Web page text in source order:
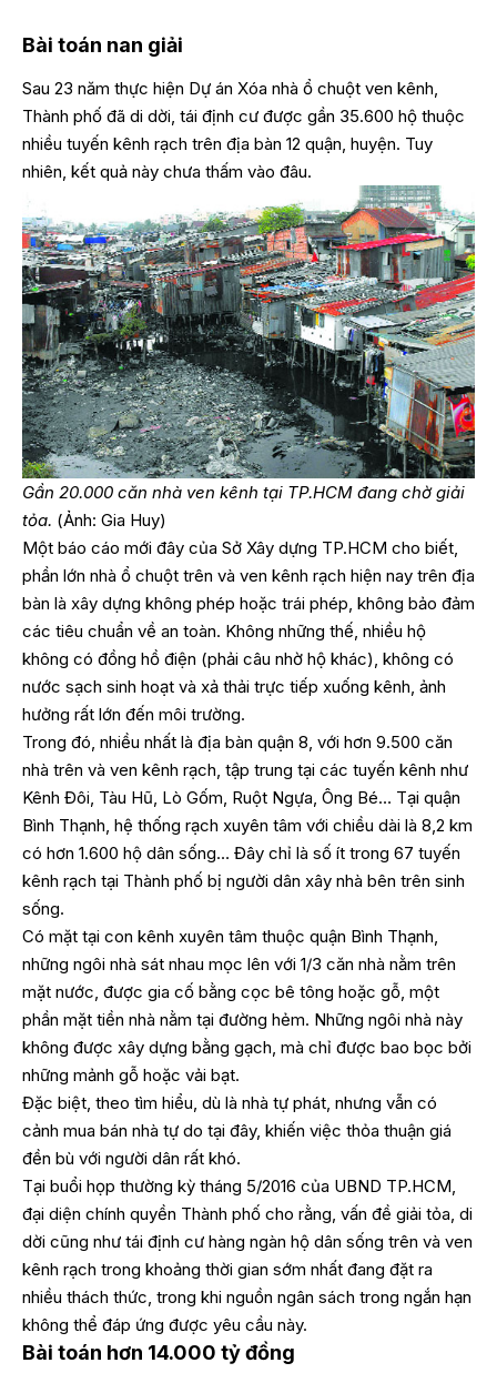
Bài toán nan giải
Sau 23 năm thực hiện Dự án Xóa nhà ổ chuột ven kênh,
Thành phố đã di dời, tái định cư được gần 35.600 hộ thuộc
nhiều tuyến kênh rạch trên địa bàn 12 quận, huyện. Tuy
nhiên, kết quả này chưa thấm vào đâu.
Gần 20.000 căn nhà ven kênh tại TP.HCM đang chờ giải
tỏa. (Ảnh: Gia Huy)
Một báo cáo mới đây của Sở Xây dựng TP.HCM cho biết,
phần lớn nhà ổ chuột trên và ven kênh rạch hiện nay trên địa
bàn là xây dựng không phép hoặc trái phép, không bảo đảm
các tiêu chuẩn về an toàn. Không những thế, nhiều hộ
không có đồng hồ điện (phải câu nhờ hộ khác), không có
nước sạch sinh hoạt và xả thải trực tiếp xuống kênh, ảnh
hưởng rất lớn đến môi trường.
Trong đó, nhiều nhất là địa bàn quận 8, với hơn 9.500 căn
nhà trên và ven kênh rạch, tập trung tại các tuyến kênh như
Kênh Đôi, Tàu Hũ, Lò Gốm, Ruột Ngựa, Ông Bé… Tại quận
Bình Thạnh, hệ thống rạch xuyên tâm với chiều dài là 8,2 km
có hơn 1.600 hộ dân sống… Đây chỉ là số ít trong 67 tuyến
kênh rạch tại Thành phố bị người dân xây nhà bên trên sinh
sống.
Có mặt tại con kênh xuyên tâm thuộc quận Bình Thạnh,
những ngôi nhà sát nhau mọc lên với 1/3 căn nhà nằm trên
mặt nước, được gia cố bằng cọc bê tông hoặc gỗ, một
phần mặt tiền nhà nằm tại đường hẻm. Những ngôi nhà này
không được xây dựng bằng gạch, mà chỉ được bao bọc bởi
những mảnh gỗ hoặc vải bạt.
Đặc biệt, theo tìm hiểu, dù là nhà tự phát, nhưng vẫn có
cảnh mua bán nhà tự do tại đây, khiến việc thỏa thuận giá
đền bù với người dân rất khó.
Tại buổi họp thường kỳ tháng 5/2016 của UBND TP.HCM,
đại diện chính quyền Thành phố cho rằng, vấn đề giải tỏa, di
dời cũng như tái định cư hàng ngàn hộ dân sống trên và ven
kênh rạch trong khoảng thời gian sớm nhất đang đặt ra
nhiều thách thức, trong khi nguồn ngân sách trong ngắn hạn
không thể đáp ứng được yêu cầu này.
Bài toán hơn 14.000 tỷ đồng